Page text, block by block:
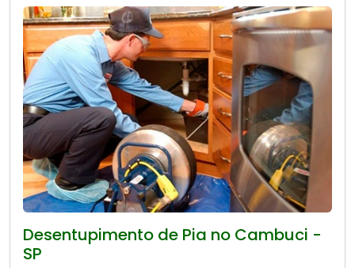
Desentupimento de Pia no Cambuci -
SP